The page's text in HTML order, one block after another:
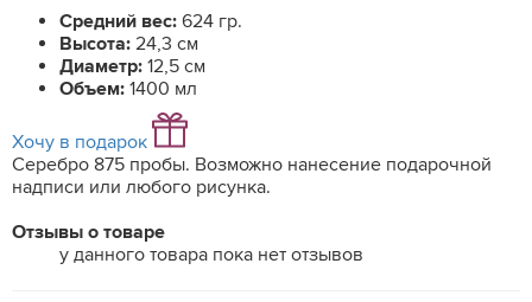
Средний вес: 624 гр.
Высота: 24,3 см
Диаметр: 12,5 см
Объем: 1400 мл
Хочу в подарок
Серебро 875 пробы. Возможно нанесение подарочной
надписи или любого рисунка.
Отзывы о товаре
у данного товара пока нет отзывов